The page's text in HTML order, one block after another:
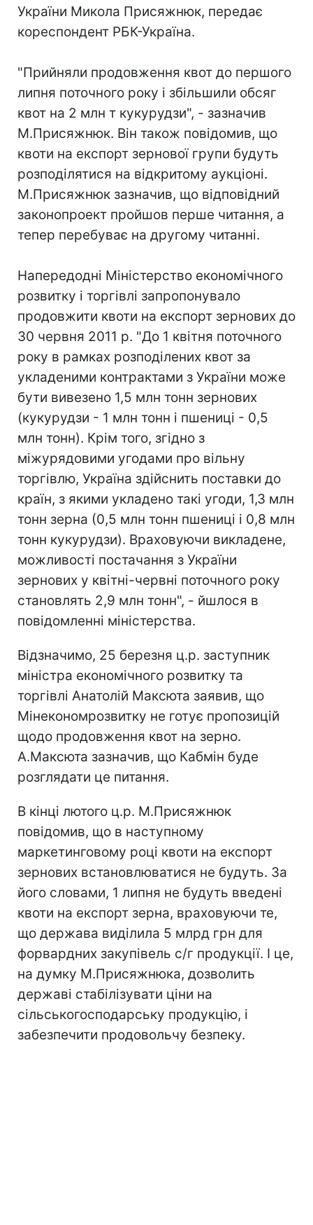
України Микола Присяжнюк, передає
кореспондент РБК-Україна.
"Прийняли продовження квот до першого
липня поточного року і збільшили обсяг
квот на 2 млн т кукурудзи", - зазначив
М.Присяжнюк. Він також повідомив, що
квоти на експорт зернової групи будуть
розподілятися на відкритому аукціоні.
М.Присяжнюк зазначив, що відповідний
законопроект пройшов перше читання, а
тепер перебуває на другому читанні.
Напередодні Міністерство економічного
розвитку і торгівлі запропонувало
продовжити квоти на експорт зернових до
30 червня 2011 р. "До 1 квітня поточного
року в рамках розподілених квот за
укладеними контрактами з України може
бути вивезено 1,5 млн тонн зернових
(кукурудзи - 1 млн тонн і пшениці - 0,5
млн тонн). Крім того, згідно з
міжурядовими угодами про вільну
торгівлю, Україна здійснить поставки до
країн, з якими укладено такі угоди, 1,3 млн
тонн зерна (0,5 млн тонн пшениці і 0,8 млн
тонн кукурудзи). Враховуючи викладене,
можливості постачання з України
зернових у квітні-червні поточного року
становлять 2,9 млн тонн", - йшлося в
повідомленні міністерства.
Відзначимо, 25 березня ц.р. заступник
міністра економічного розвитку та
торгівлі Анатолій Максюта заявив, що
Мінекономрозвитку не готує пропозицій
щодо продовження квот на зерно.
А.Максюта зазначив, що Кабмін буде
розглядати це питання.
В кінці лютого ц.р. М.Присяжнюк
повідомив, що в наступному
маркетинговому році квоти на експорт
зернових встановлюватися не будуть. За
його словами, 1 липня не будуть введені
квоти на експорт зерна, враховуючи те,
що держава виділила 5 млрд грн для
форвардних закупівель с/г продукції. І це,
на думку М.Присяжнюка, дозволить
державі стабілізувати ціни на
сільськогосподарську продукцію, і
забезпечити продовольчу безпеку.